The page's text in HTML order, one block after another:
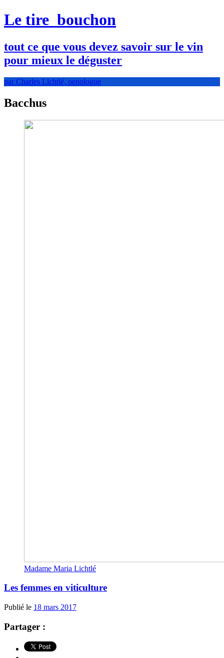
Le tire bouchon
tout ce que vous devez savoir sur le vin
pour mieux le déguster
par Charles Lichtlé, oenologue
Bacchus
Madame Maria Lichtlé
Les femmes en viticulture
Publié le 18 mars 2017
Partager :